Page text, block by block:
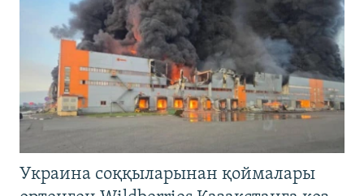
Украина соққыларынан қоймалары